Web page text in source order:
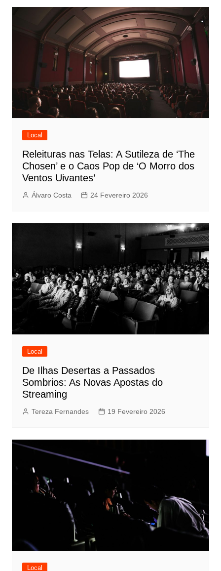
Local
Releituras nas Telas: A Sutileza de ‘The
Chosen’ e o Caos Pop de ‘O Morro dos
Ventos Uivantes’
Álvaro Costa 24 Fevereiro 2026
Local
De Ilhas Desertas a Passados
Sombrios: As Novas Apostas do
Streaming
Tereza Fernandes 19 Fevereiro 2026
Local